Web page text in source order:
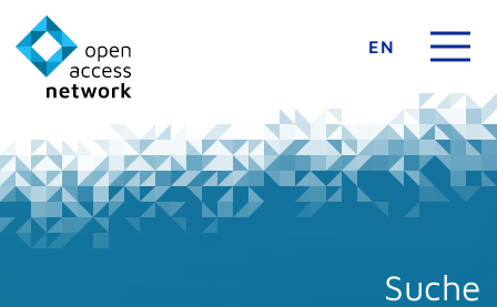
EN
Suche